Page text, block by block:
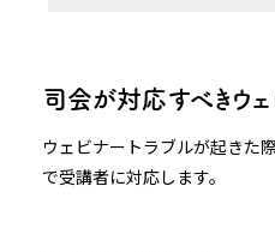
司会が対応すべきウェ
ウェビナートラブルが起きた
で受講者に対応します。